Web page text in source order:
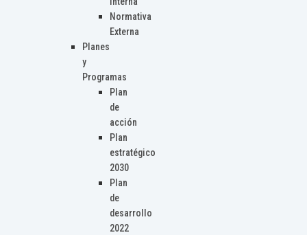
Normativa
Externa
Planes
y
Programas
Plan
de
acción
Plan
estratégico
2030
Plan
de
desarrollo
2022